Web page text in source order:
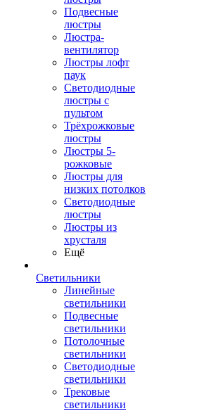
Подвесные
люстры
Люстра-
вентилятор
Люстры лофт
паук
Светодиодные
люстры с
пультом
Трёхрожковые
люстры
Люстры 5-
рожковые
Люстры для
низких потолков
Cветодиодные
люстры
Люстры из
хрусталя
Ещё
Светильники
Линейные
светильники
Подвесные
светильники
Потолочные
светильники
Светодиодные
светильники
Трековые
светильники